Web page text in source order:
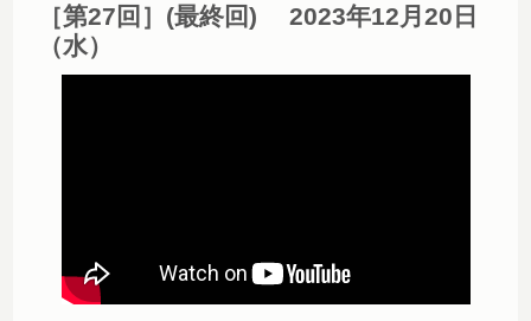
［第27回］(最終回) 2023年12月20日
（水）